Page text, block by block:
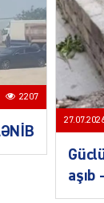
2207
aşıb